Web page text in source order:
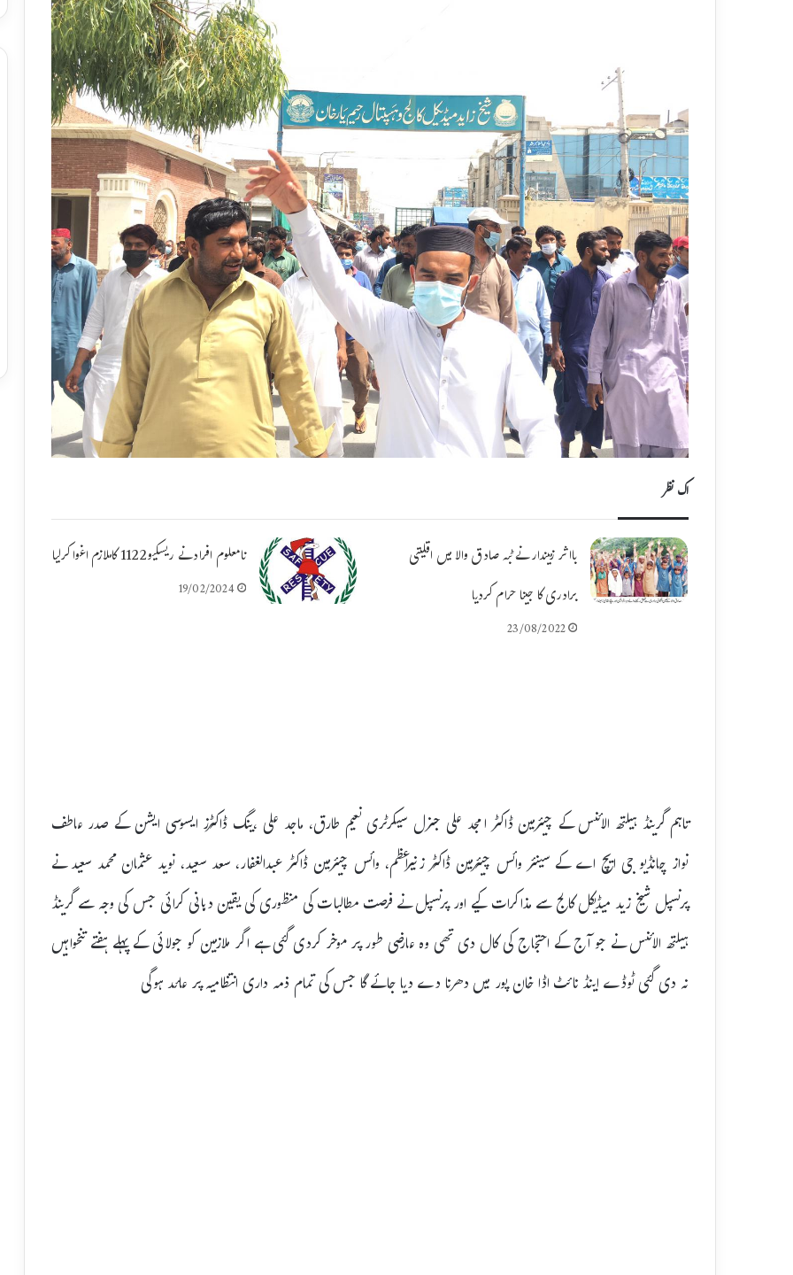
اک نظر
بااثر زمیندار نے ٹبہ صادق والا میں اقلیتی
برادری کا جینا حرام کردیا
23/08/2022
نامعلوم افراد نے ریسکیو1122 کاملازم اغوا کرلیا
19/02/2024
تاہم گرینڈ ہیلتھ الائنس کے چیئرمین ڈاکٹر امجد علی جنرل سیکرٹری نعیم طارق، ماجد علی ،ینگ ڈاکٹرز ایسوسی ایشن کے صدر عاطف
نواز چانڈیو جی ایچ اے کے سینئر وائس چیئرمین ڈاکٹر زنیراعظم، وائس چیئرمین ڈاکٹر عبدالغفار، سعد سعید، نوید عثمان محمد سعید نے
پرنسپل شیخ زید میڈیکل کالج سے مذاکرات کیے اور پرنسپل نے فرصت مطالبات کی منظوری کی یقین دہانی کرائی جس کی وجہ سے گرینڈ
ہیلتھ الائنس نے جو آج کے احتجاج کی کال دی تھی وہ عارضی طور پر موخر کردی گئی ہے اگر ملازمین کو جولائی کے پہلے ہفتے تنخواہیں
نہ دی گئی ٹوڈے اینڈ نائٹ اڈا خان پور میں دھرنا دے دیا جائے گا جس کی تمام ذمہ داری انتظامیہ پر عائد ہوگی